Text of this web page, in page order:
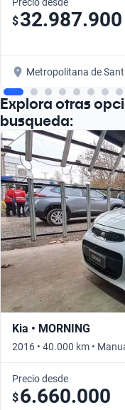
$32.987.900
Metropolitana de
Explora otras
busqueda:
Kia • MORNING
2016 • 40.000 km •
Precio desde
$6.660.000